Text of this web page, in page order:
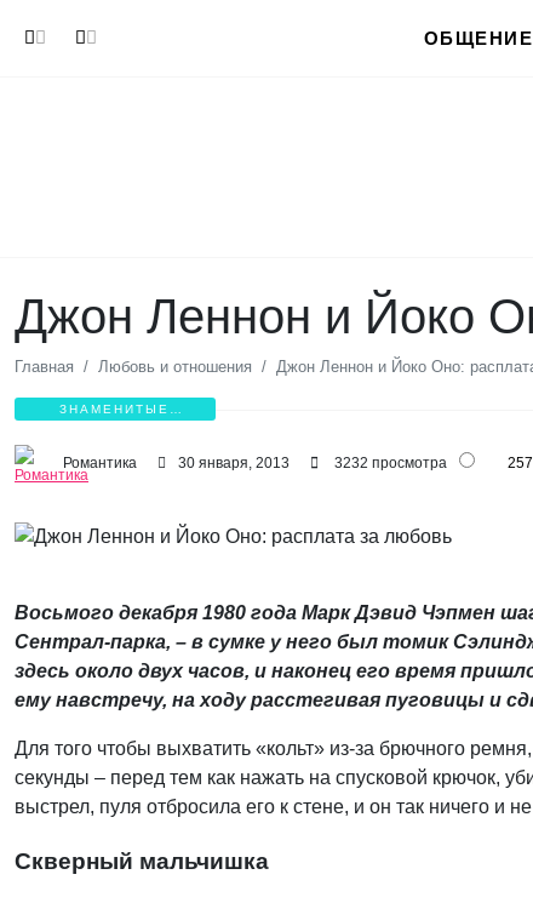
ОБЩЕНИЕ
Джон Леннон и Йоко
Главная Любовь и отношения Джон Леннон и Йоко Оно:
ЗНАМЕНИТЫЕ
Романтика 30 января, 2013 3232 просмотра 257
Восьмого декабря 1980 года Марк Дэвид Чэпмен
Сентрал-парка, – в сумке у него был томик
здесь около двух часов, и наконец его время
ему навстречу, на ходу расстегивая пуговицы и
Для того чтобы выхватить «кольт» из-за брючного
секунды – перед тем как нажать на спусковой крючок,
выстрел, пуля отбросила его к стене, и он так ничего и
Скверный мальчишка